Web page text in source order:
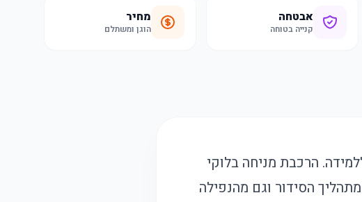
אבטחה
קנייה בטוחה
מחיר
הוגן ומשתלם
הרכבת מניחה בלוקי
הסידור וגם מהנפילה